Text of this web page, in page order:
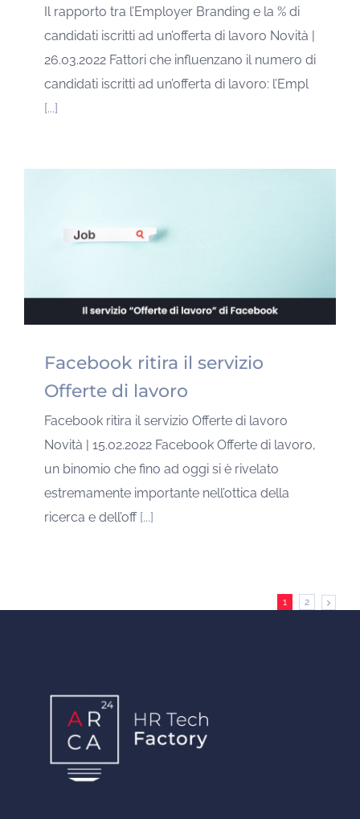
Il rapporto tra l’Employer Branding e la % di
candidati iscritti ad un’offerta di lavoro Novità |
26.03.2022 Fattori che influenzano il numero di
candidati iscritti ad un’offerta di lavoro: l’Empl
[...]
Facebook ritira il servizio
Offerte di lavoro
Facebook ritira il servizio Offerte di lavoro
Novità | 15.02.2022 Facebook Offerte di lavoro,
un binomio che fino ad oggi si è rivelato
estremamente importante nell’ottica della
ricerca e dell’off [...]
1 2